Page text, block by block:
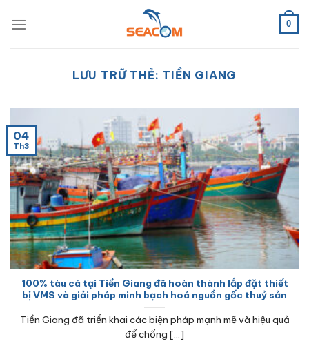
qua
0
LƯU TRỮ THẺ: TIỀN GIANG
100% tàu cá tại Tiền Giang đã hoàn thành lắp đặt thiết
bị VMS và giải pháp minh bạch hoá nguồn gốc thuỷ sản
Tiền Giang đã triển khai các biện pháp mạnh mẽ và hiệu quả
để chống [...]
04
Th3